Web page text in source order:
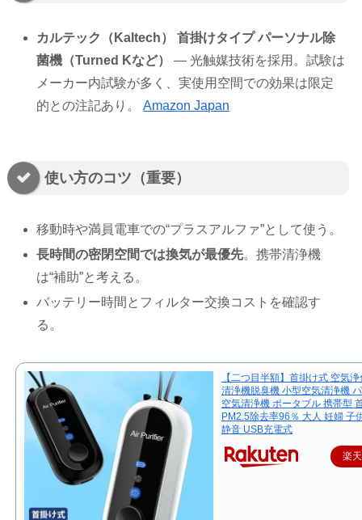
カルテック（Kaltech） 首掛けタイプ パーソナル除
菌機（Turned Kなど）
— 光触媒技術を採用。試験は
メーカー内試験が多く、実使用空間での効果は限定
的との注記あり。Amazon Japan
使い方のコツ（重要）
移動時や満員電車での“プラスアルファ”として使う。
長時間の密閉空間では換気が最優先。携帯清浄機
は“補助”と考える。
バッテリー時間とフィルター交換コストを確認す
る。
【二つ目半額】首掛け式 空気
清浄機脱臭機 小型空気清浄機
空気清浄機 ポータブル 携帯型
PM2.5除去率96％ 大人 妊婦 子
静音 USB充電式
楽